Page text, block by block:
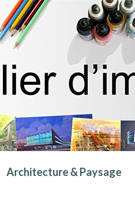
Architecture & Paysage